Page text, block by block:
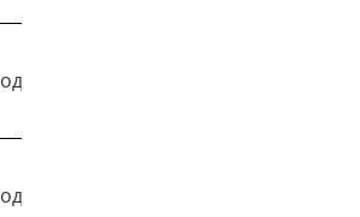
один
один